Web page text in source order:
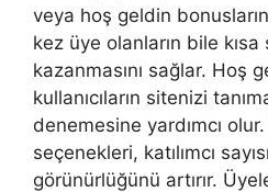
veya hoş geldin
kez üye olanların bile
kazanmasını sağlar. Hoş
kullanıcıların sitenizi
denemesine yardımcı
seçenekleri, katılımcı
görünürlüğünü artırır.